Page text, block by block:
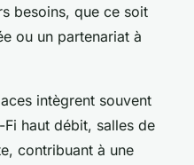
besoins, que ce soit
ou un partenariat à
intègrent souvent
haut débit, salles de
contribuant à une